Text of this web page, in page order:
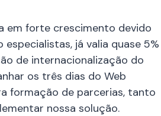
em forte crescimento devido
já valia quase 5%
de internacionalização do
os três dias do Web
formação de parcerias, tanto
nossa solução.